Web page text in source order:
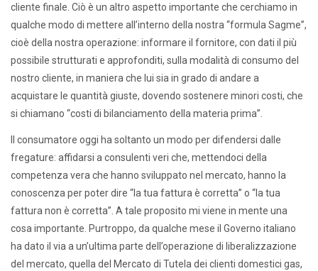
cliente finale. Ciò è un altro aspetto importante che cerchiamo in
qualche modo di mettere all’interno della nostra “formula Sagme”,
cioè della nostra operazione: informare il fornitore, con dati il più
possibile strutturati e approfonditi, sulla modalità di consumo del
nostro cliente, in maniera che lui sia in grado di andare a
acquistare le quantità giuste, dovendo sostenere minori costi, che
si chiamano “costi di bilanciamento della materia prima”.
Il consumatore oggi ha soltanto un modo per difendersi dalle
fregature: affidarsi a consulenti veri che, mettendoci della
competenza vera che hanno sviluppato nel mercato, hanno la
conoscenza per poter dire “la tua fattura è corretta” o “la tua
fattura non è corretta”. A tale proposito mi viene in mente una
cosa importante. Purtroppo, da qualche mese il Governo italiano
ha dato il via a un’ultima parte dell’operazione di liberalizzazione
del mercato, quella del Mercato di Tutela dei clienti domestici gas,